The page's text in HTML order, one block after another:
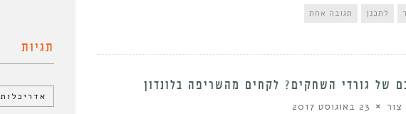
לתכנן תגובה אחת
של גורדי השחקים? לקחים מהשריפה בלונדון
23 באוגוסט 2017
תגיות
אדריכלות